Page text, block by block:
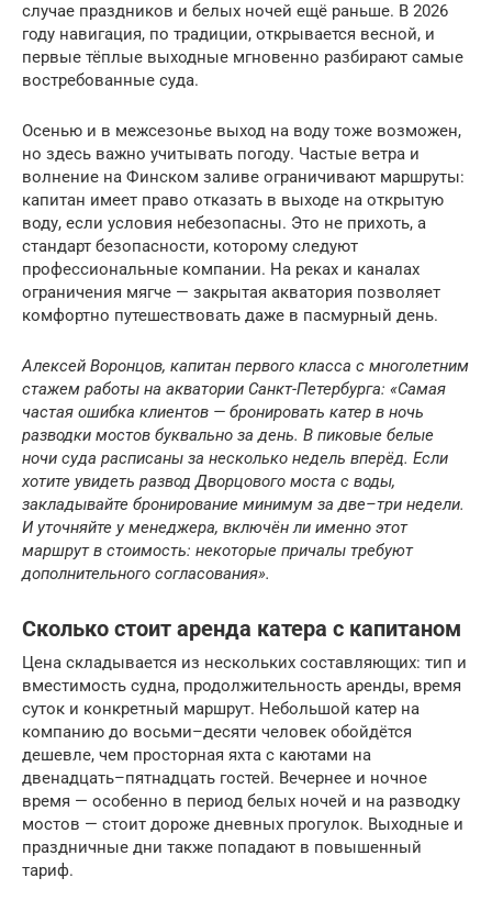
случае праздников и белых ночей ещё раньше. В 2026
году навигация, по традиции, открывается весной, и
первые тёплые выходные мгновенно разбирают самые
востребованные суда.
Осенью и в межсезонье выход на воду тоже возможен,
но здесь важно учитывать погоду. Частые ветра и
волнение на Финском заливе ограничивают маршруты:
капитан имеет право отказать в выходе на открытую
воду, если условия небезопасны. Это не прихоть, а
стандарт безопасности, которому следуют
профессиональные компании. На реках и каналах
ограничения мягче — закрытая акватория позволяет
комфортно путешествовать даже в пасмурный день.
Алексей Воронцов, капитан первого класса с многолетним
стажем работы на акватории Санкт-Петербурга: «Самая
частая ошибка клиентов — бронировать катер в ночь
разводки мостов буквально за день. В пиковые белые
ночи суда расписаны за несколько недель вперёд. Если
хотите увидеть развод Дворцового моста с воды,
закладывайте бронирование минимум за две–три недели.
И уточняйте у менеджера, включён ли именно этот
маршрут в стоимость: некоторые причалы требуют
дополнительного согласования».
Сколько стоит аренда катера с капитаном
Цена складывается из нескольких составляющих: тип и
вместимость судна, продолжительность аренды, время
суток и конкретный маршрут. Небольшой катер на
компанию до восьми–десяти человек обойдётся
дешевле, чем просторная яхта с каютами на
двенадцать–пятнадцать гостей. Вечернее и ночное
время — особенно в период белых ночей и на разводку
мостов — стоит дороже дневных прогулок. Выходные и
праздничные дни также попадают в повышенный
тариф.